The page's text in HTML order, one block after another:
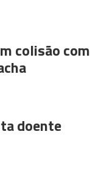
colisão com
doente